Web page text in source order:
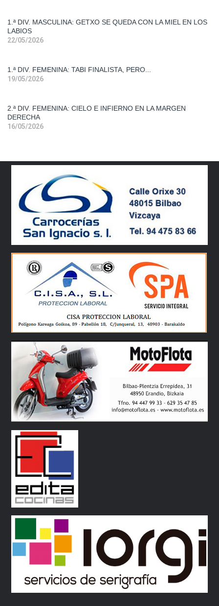
1.ª DIV. MASCULINA: GETXO SE QUEDA CON LA MIEL EN LOS
LABIOS
22/05/2026
Primera
Div.
1.ª DIV. FEMENINA: TABI FINALISTA, PERO...
19/05/2026
Segunda
2.ª DIV. FEMENINA: CIELO E INFIERNO EN LA MARGEN
DERECHA
16/05/2026